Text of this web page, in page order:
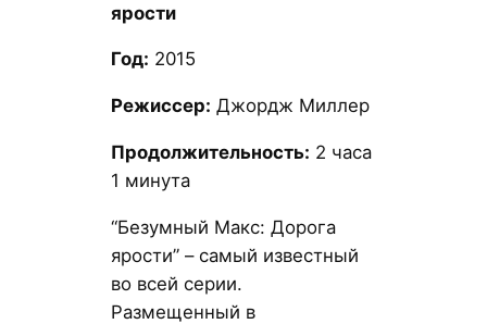
ярости
Год: 2015
Режиссер: Джордж Миллер
Продолжительность: 2 часа
1 минута
“Безумный Макс: Дорога
ярости” – самый известный
во всей серии.
Размещенный в